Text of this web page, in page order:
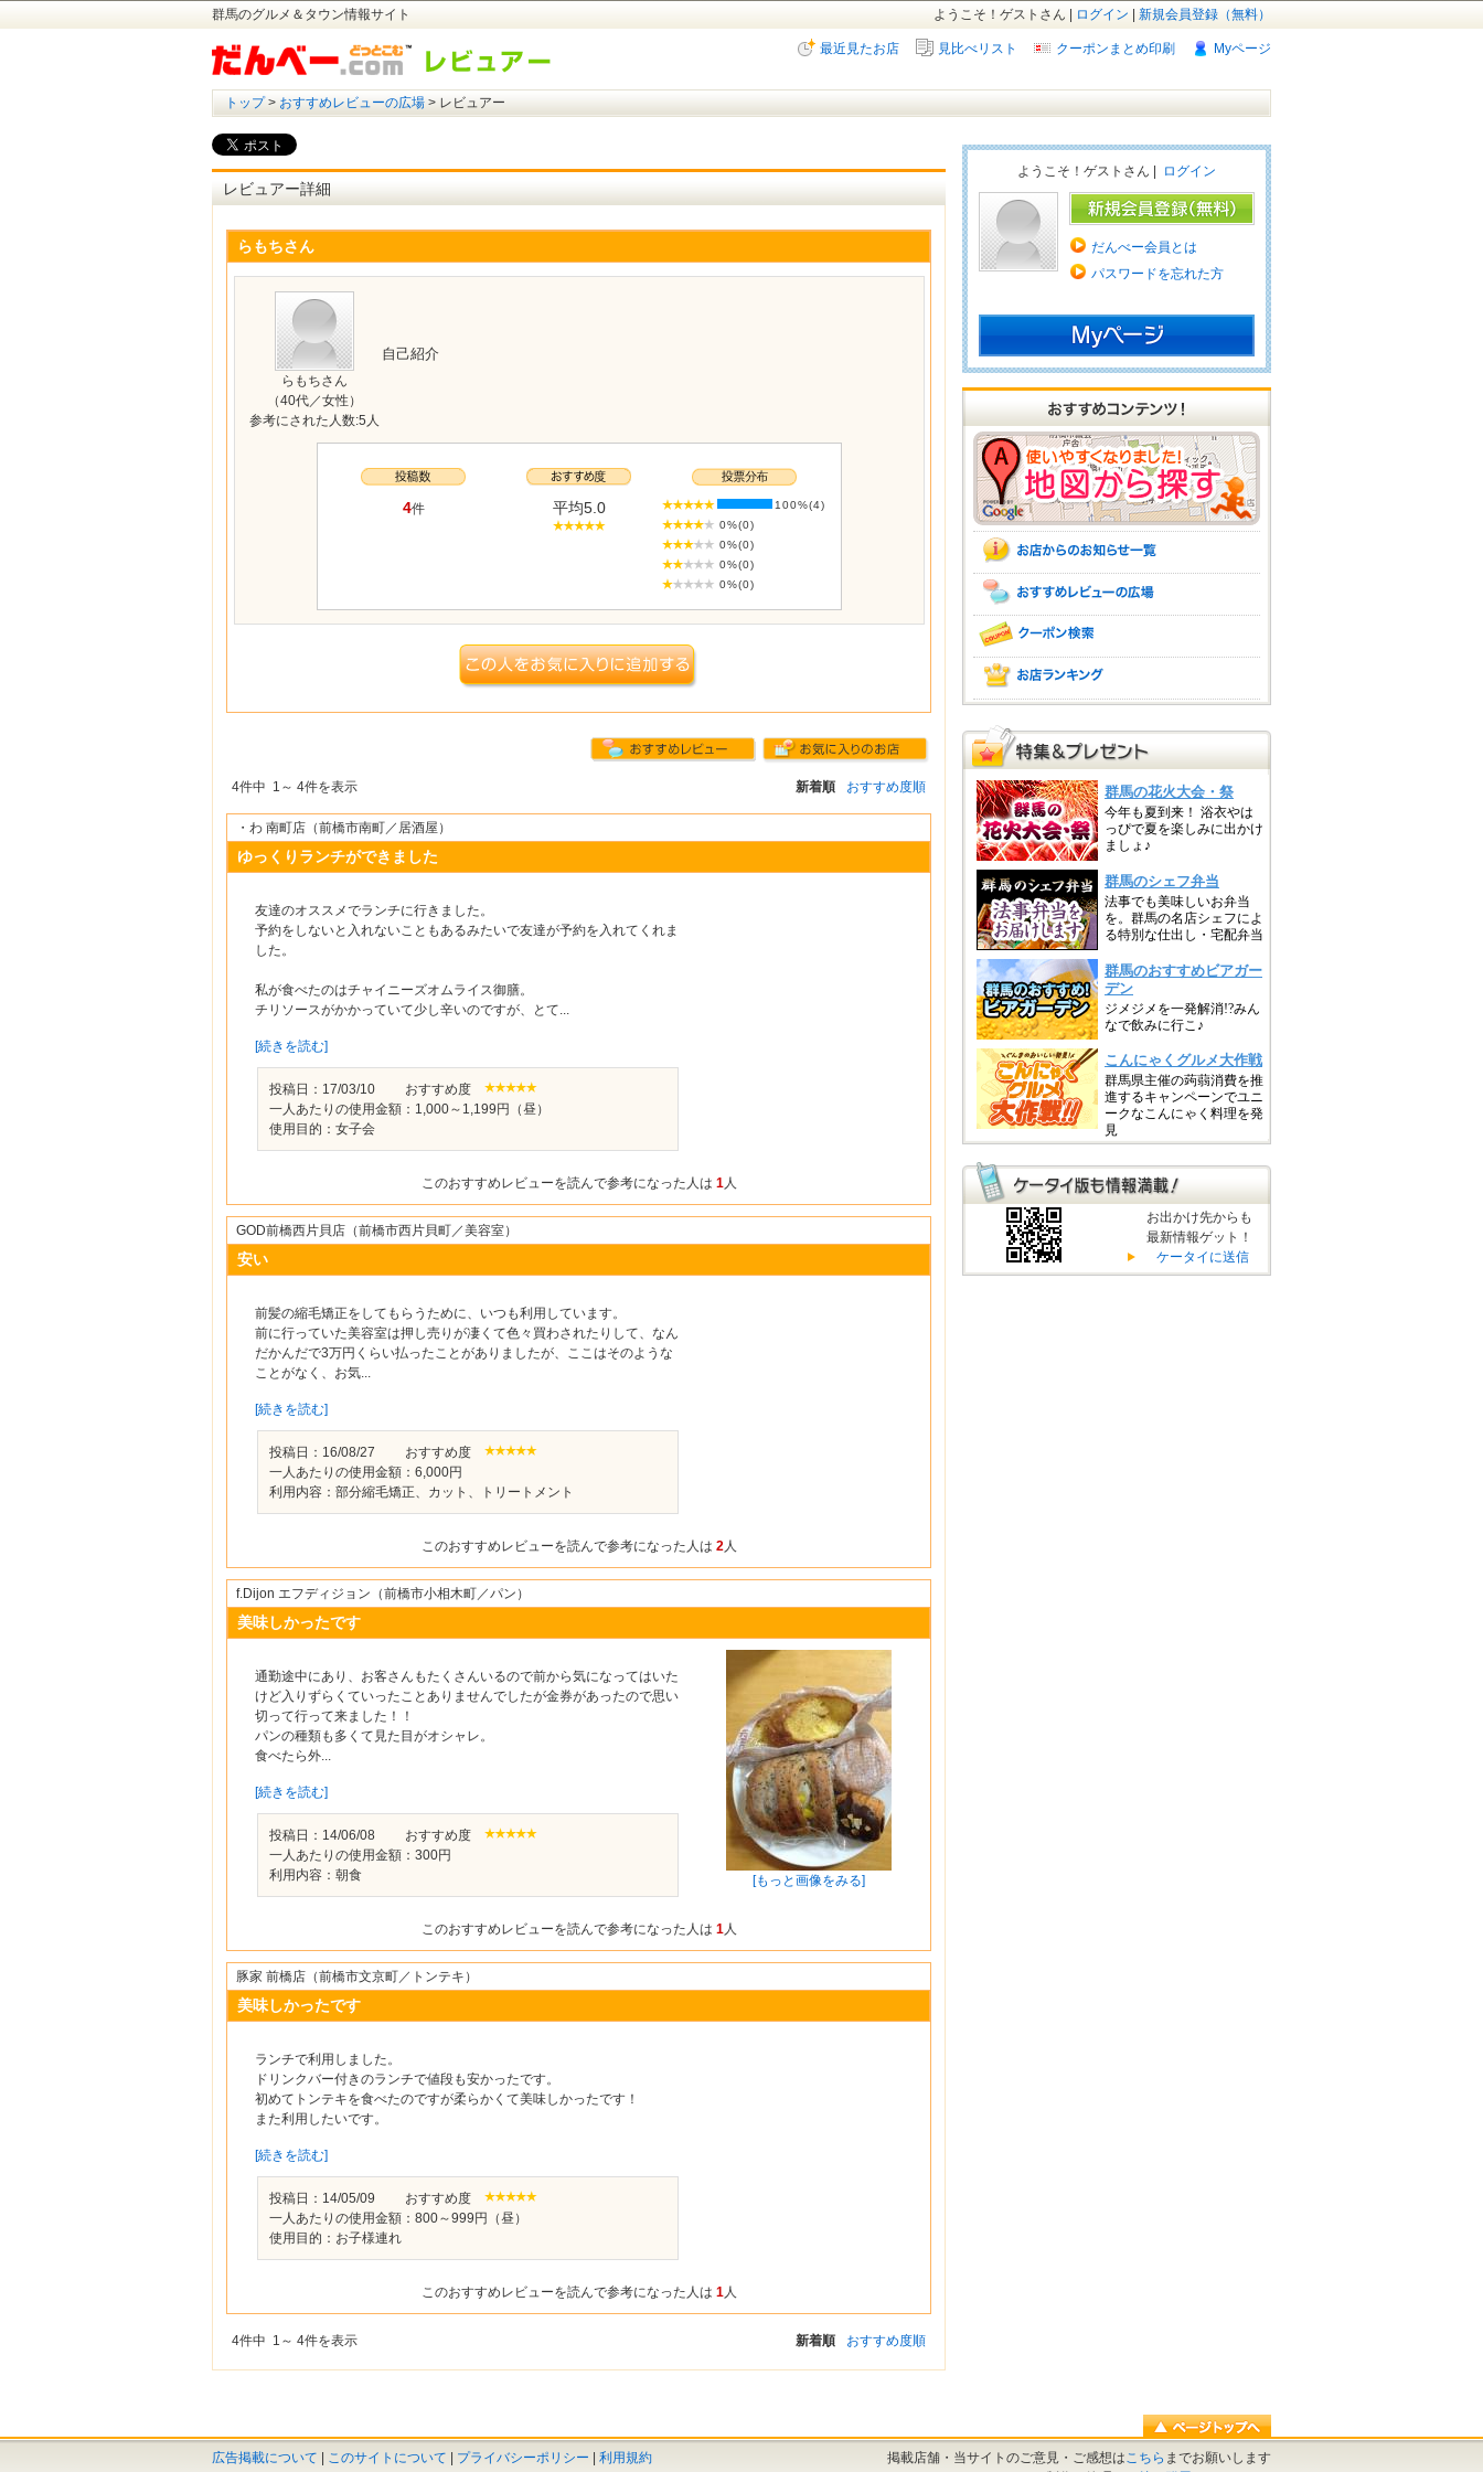
群馬のグルメ＆タウン情報サイト 新規会員登録（無料）
ログイン
ようこそ！ゲストさん |
Myページ
クーポンまとめ印刷
見比べリスト
最近見たお店
トップ> おすすめレビューの広場 > レビュアー
レビュアー詳細
らもちさん
らもちさん
（40代／女性）
参考にされた人数:5人
自己紹介
4件 平均5.0
100%(4)
0%(0)
0%(0)
0%(0)
0%(0)
4件中 1～ 4件を表示 おすすめ度順
新着順
・わ 南町店（前橋市南町／居酒屋）
ゆっくりランチができました
友達のオススメでランチに行きました。
予約をしないと入れないこともあるみたいで友達が予約を入れてくれま
した。
私が食べたのはチャイニーズオムライス御膳。
チリソースがかかっていて少し辛いのですが、とて...
[続きを読む]
投稿日：17/03/10 おすすめ度
一人あたりの使用金額：1,000～1,199円（昼）
使用目的：女子会
このおすすめレビューを読んで参考になった人は 1人
GOD前橋西片貝店（前橋市西片貝町／美容室）
安い
前髪の縮毛矯正をしてもらうために、いつも利用しています。
前に行っていた美容室は押し売りが凄くて色々買わされたりして、なん
だかんだで3万円くらい払ったことがありましたが、ここはそのような
ことがなく、お気...
[続きを読む]
投稿日：16/08/27 おすすめ度
一人あたりの使用金額：6,000円
利用内容：部分縮毛矯正、カット、トリートメント
このおすすめレビューを読んで参考になった人は 2人
f.Dijon エフディジョン（前橋市小相木町／パン）
美味しかったです
通勤途中にあり、お客さんもたくさんいるので前から気になってはいた
けど入りずらくていったことありませんでしたが金券があったので思い
切って行って来ました！！
パンの種類も多くて見た目がオシャレ。
食べたら外...
[続きを読む]
投稿日：14/06/08 おすすめ度
一人あたりの使用金額：300円
利用内容：朝食
[もっと画像をみる]
このおすすめレビューを読んで参考になった人は 1人
豚家 前橋店（前橋市文京町／トンテキ）
美味しかったです
ランチで利用しました。
ドリンクバー付きのランチで値段も安かったです。
初めてトンテキを食べたのですが柔らかくて美味しかったです！
また利用したいです。
[続きを読む]
投稿日：14/05/09 おすすめ度
一人あたりの使用金額：800～999円（昼）
使用目的：お子様連れ
このおすすめレビューを読んで参考になった人は 1人
4件中 1～ 4件を表示 おすすめ度順
新着順
ようこそ！ゲストさん | ログイン
だんべー会員とは
パスワードを忘れた方
お出かけ先からも
最新情報ゲット！
ケータイに送信
広告掲載について このサイトについて プライバシーポリシー 利用規約 掲載店舗・当サイトのご意見・ご感想はこちら までお願いします